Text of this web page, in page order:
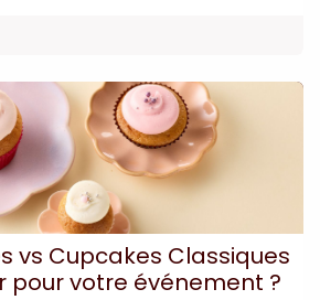
vs Cupcakes Classiques
pour votre événement ?